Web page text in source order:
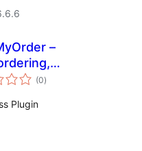
–
takeaway
(0загальний
рейтинг
)
Plugin